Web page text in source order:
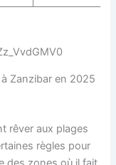
Zanzibar en 2025
rêver aux plages
règles pour